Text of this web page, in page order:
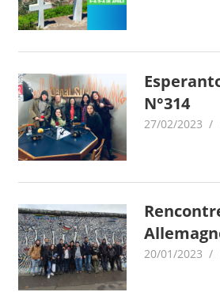
N°314
27/02/2023
20/01/2023